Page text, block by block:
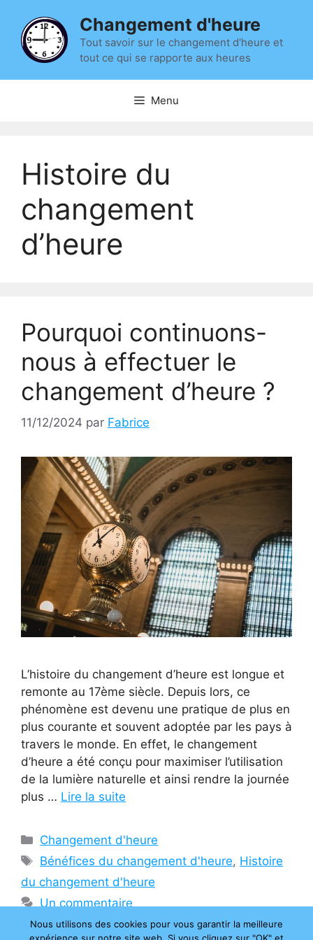
contenu
Changement d'heure
Tout savoir sur le changement d'heure et
tout ce qui se rapporte aux heures
Menu
Histoire du
changement
d’heure
Pourquoi continuons-
nous à effectuer le
changement d’heure ?
11/12/2024 par Fabrice
L’histoire du changement d’heure est longue et
remonte au 17ème siècle. Depuis lors, ce
phénomène est devenu une pratique de plus en
plus courante et souvent adoptée par les pays à
travers le monde. En effet, le changement
d’heure a été conçu pour maximiser l’utilisation
de la lumière naturelle et ainsi rendre la journée
plus … Lire la suite
Catégories
Changement d'heure
Étiquettes
Bénéfices du changement d'heure, Histoire
du changement d'heure
Un commentaire
Nous utilisons des cookies pour vous garantir la meilleure